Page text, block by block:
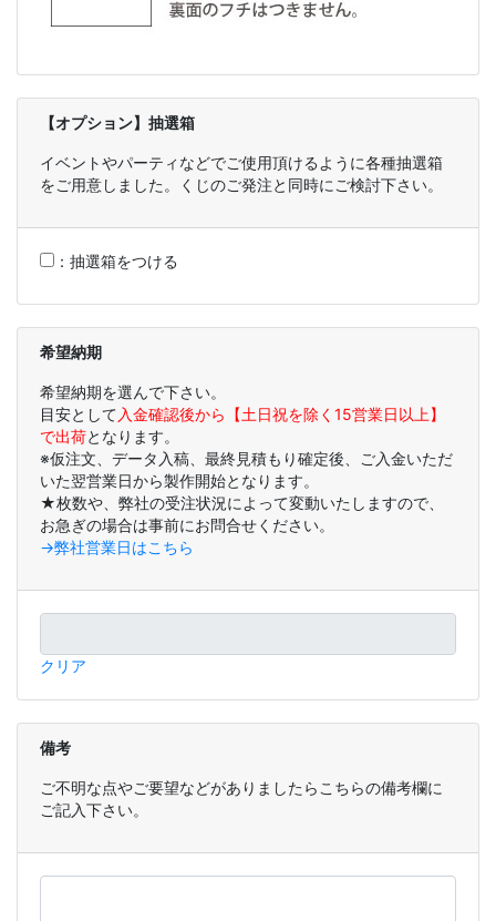
【オプション】抽選箱
イベントやパーティなどでご使用頂けるように各種抽選箱
をご用意しました。くじのご発注と同時にご検討下さい。
： 抽選箱をつける
希望納期
希望納期を選んで下さい。
目安として 入金確認後から【土日祝を除く15営業日以上】
で出荷となります。
※仮注文、データ入稿、最終見積もり確定後、ご入金いただ
いた翌営業日から製作開始となります。
★枚数や、弊社の受注状況によって変動いたしますので、
お急ぎの場合は事前にお問合せください。
→弊社営業日はこちら
クリア
備考
ご不明な点やご要望などがありましたらこちらの備考欄に
ご記入下さい。